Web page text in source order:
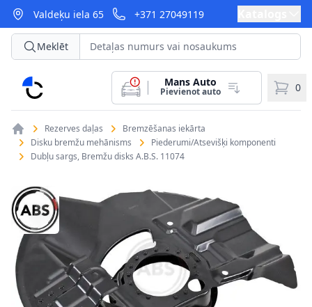
Valdeķu iela 65 +371 27049119
CarParts
Meklēt
Mans Auto
Pievienot auto 0
Rezerves daļas
Bremzēšanas iekārta
Disku bremžu mehānisms
Piederumi/Atsevišķi komponenti
Dubļu sargs, Bremžu disks A.B.S. 11074